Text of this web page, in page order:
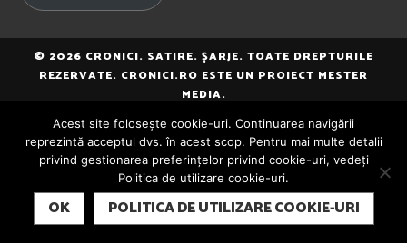
© 2026 CRONICI. SATIRE. ȘARJE. TOATE DREPTURILE
REZERVATE. CRONICI.RO ESTE UN PROIECT MESTER
MEDIA.
SUBSCRIBE
Acest site folosește cookie-uri. Continuarea navigării
reprezintă acceptul dvs. în acest scop. Pentru mai multe detalii
privind gestionarea preferințelor privind cookie-uri, vedeți
Politica de utilizare cookie-uri.
OK POLITICA DE UTILIZARE COOKIE-URI